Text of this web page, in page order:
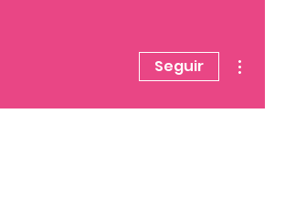
Seguir